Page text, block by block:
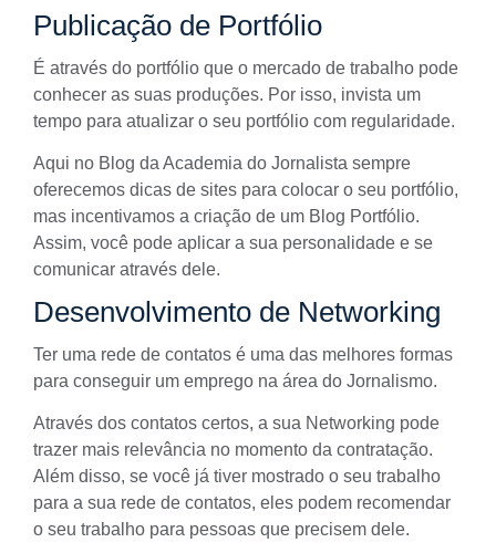
Publicação de Portfólio
É através do portfólio que o mercado de trabalho pode
conhecer as suas produções. Por isso, invista um
tempo para atualizar o seu portfólio com regularidade.
Aqui no Blog da Academia do Jornalista sempre
oferecemos dicas de sites para colocar o seu portfólio,
mas incentivamos a criação de um Blog Portfólio.
Assim, você pode aplicar a sua personalidade e se
comunicar através dele.
Desenvolvimento de Networking
Ter uma rede de contatos é uma das melhores formas
para conseguir um emprego na área do Jornalismo.
Através dos contatos certos, a sua Networking pode
trazer mais relevância no momento da contratação.
Além disso, se você já tiver mostrado o seu trabalho
para a sua rede de contatos, eles podem recomendar
o seu trabalho para pessoas que precisem dele.